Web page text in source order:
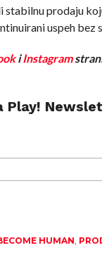
stabilnu prodaju
uspeh
iInstagram
Play!
HUMAN